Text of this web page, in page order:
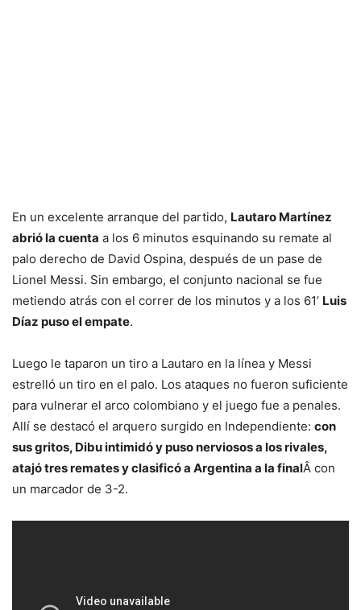
En un excelente arranque del partido, Lautaro Martínez
abrió la cuenta a los 6 minutos esquinando su remate al
palo derecho de David Ospina, después de un pase de
Lionel Messi. Sin embargo, el conjunto nacional se fue
metiendo atrás con el correr de los minutos y a los 61’ Luis
Díaz puso el empate.
Luego le taparon un tiro a Lautaro en la línea y Messi
estrelló un tiro en el palo. Los ataques no fueron suficiente
para vulnerar el arco colombiano y el juego fue a penales.
Allí se destacó el arquero surgido en Independiente: con
sus gritos, Dibu intimidó y puso nerviosos a los rivales,
atajó tres remates y clasificó a Argentina a la finalÂ con
un marcador de 3-2.